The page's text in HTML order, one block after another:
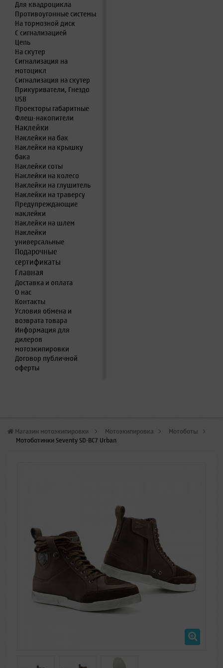
Для квадроцикла
Противоугонные системы
На тормозной диск
С сигнализацией
Цепь
На скутер
Сигнализация на
мотоцикл
Сигнализация на скутер
Прикуриватели, Гнездо
USB
Проекторы габаритные
Флеш-накопители
Наклейки
Наклейки на бак
Наклейки на крышку
бака
Наклейки соты
Наклейки на колесо
Наклейки на глушитель
Наклейки на траверсу
Предупреждающие
наклейки
Наклейки на шлем
Наклейки
универсальные
Подарочные
сертификаты
Главная
Доставка и оплата
О нас
Контакты
Условия обмена и
возврата товара
Информация для
дилеров
мотоэкипировки
Договор публичной
оферты
Магазин мотоэкипировки > Мотоэкипировка > Мотоботы
Мотоботинки Seventy SD-BC7 Urban